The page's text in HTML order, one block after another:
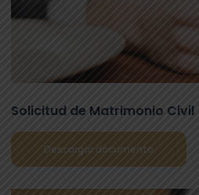
Solicitud de Matrimonio Civil
Descargar documento